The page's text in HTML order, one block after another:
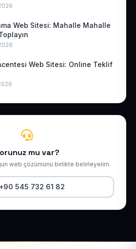
Web Sitesi: Mahalle Mahalle
Web Sitesi: Online Teklif
mu var?
web çözümünü birlikte belirleyelim.
+90 545 732 61 82